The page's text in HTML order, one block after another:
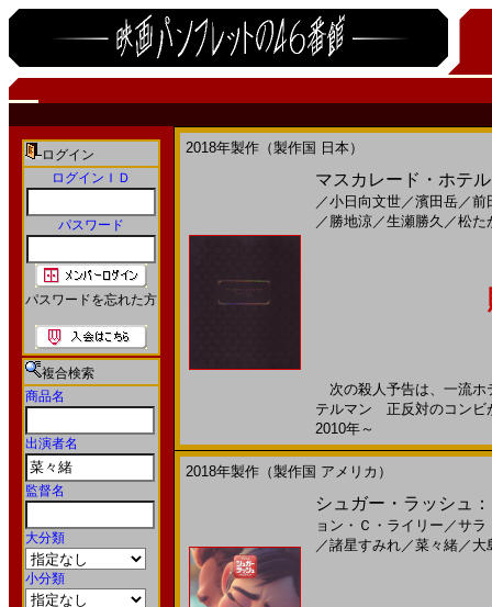
ログイン
ログインＩＤ
パスワード
パスワードを忘れた方
複合検索
商品名
出演者名
監督名
大分類
小分類
2018年製作（製作国 日本）
マスカレード・ホテ
／小日向文世／濱田岳／前
／ 勝地涼／生瀬勝久 ／松た
次の殺人予告は、一流ホ
テルマン 正反対のコン
2010年～
2018年製作（製作国 アメリカ）
シュガー・ラッシュ
ョン・Ｃ・ライリー ／サラ
／諸星すみれ／菜々緒／ 大